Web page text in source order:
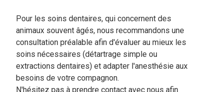
Pour les soins dentaires, qui concernent des
animaux souvent âgés, nous recommandons une
consultation préalable afin d'évaluer au mieux les
soins nécessaires (détartrage simple ou
extractions dentaires) et adapter l'anesthésie aux
besoins de votre compagnon.
N'hésitez pas à prendre contact avec nous afin